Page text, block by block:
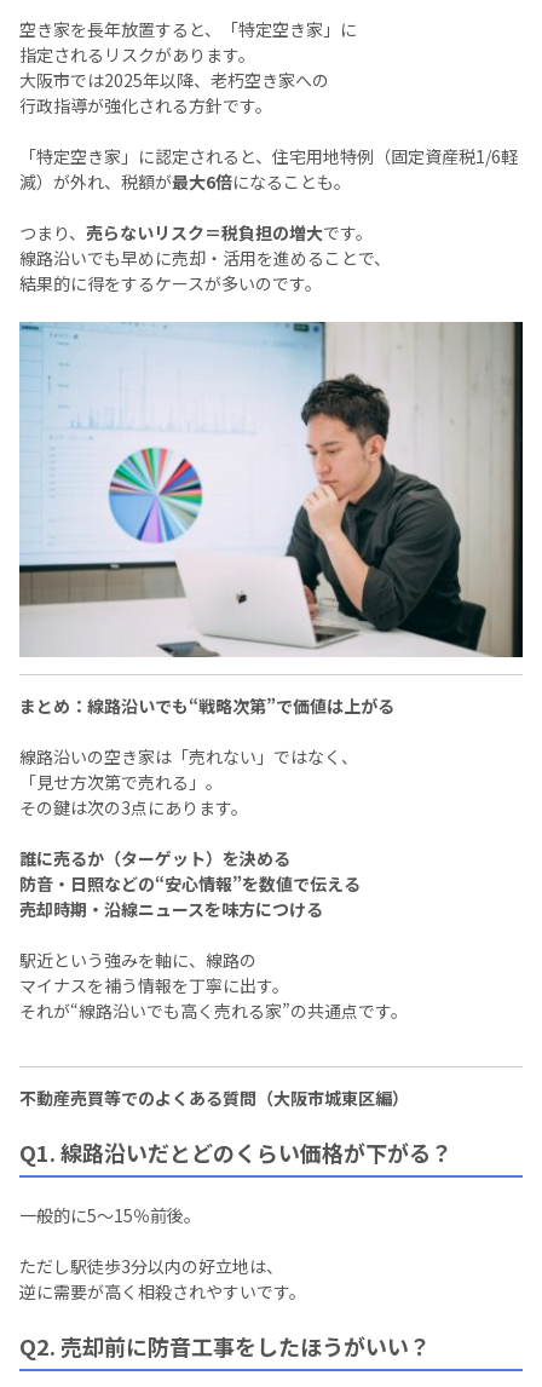
空き家を長年放置すると、「特定空き家」に
指定されるリスクがあります。
大阪市では2025年以降、老朽空き家への
行政指導が強化される方針です。
「特定空き家」に認定されると、住宅用地特例（固定資産税1/6軽
減）が外れ、税額が最大6倍になることも。
つまり、売らないリスク＝税負担の増大です。
線路沿いでも早めに売却・活用を進めることで、
結果的に得をするケースが多いのです。
まとめ：線路沿いでも“戦略次第”で価値は上がる
線路沿いの空き家は「売れない」ではなく、
「見せ方次第で売れる」。
その鍵は次の3点にあります。
誰に売るか（ターゲット）を決める
防音・日照などの“安心情報”を数値で伝える
売却時期・沿線ニュースを味方につける
駅近という強みを軸に、線路の
マイナスを補う情報を丁寧に出す。
それが“線路沿いでも高く売れる家”の共通点です。
不動産売買等でのよくある質問（大阪市城東区編）
Q1. 線路沿いだとどのくらい価格が下がる？
一般的に5〜15％前後。
ただし駅徒歩3分以内の好立地は、
逆に需要が高く相殺されやすいです。
Q2. 売却前に防音工事をしたほうがいい？